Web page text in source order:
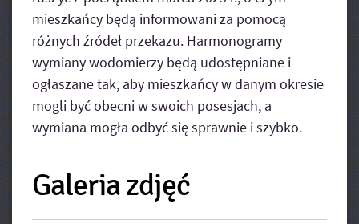
mieszkańcy będą informowani za pomocą
różnych źródeł przekazu. Harmonogramy
wymiany wodomierzy będą udostępniane i
ogłaszane tak, aby mieszkańcy w danym okresie
mogli być obecni w swoich posesjach, a
wymiana mogła odbyć się sprawnie i szybko.
Galeria zdjęć